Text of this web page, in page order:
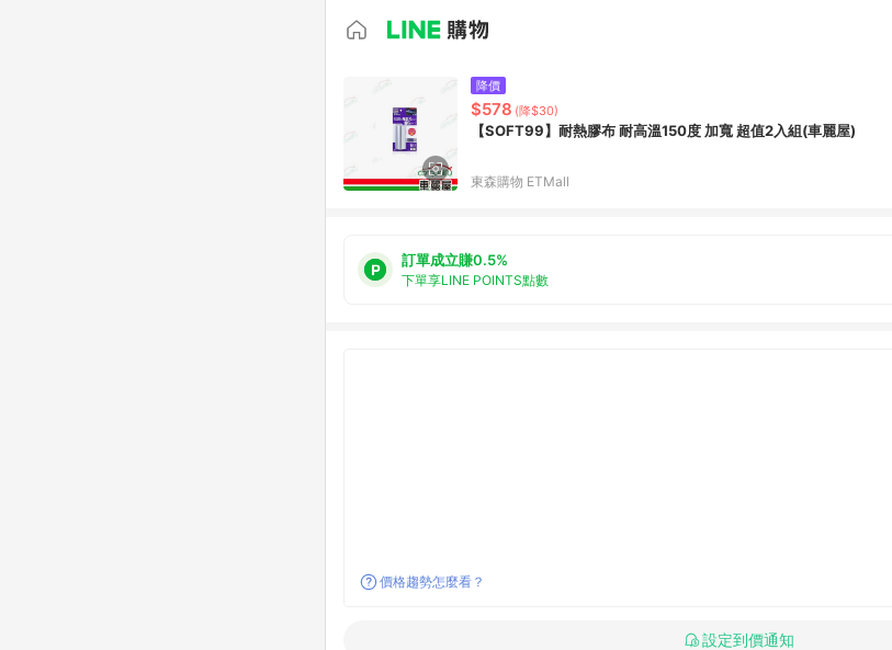
降價
$578 (降$30)
【SOFT99】耐熱膠布 耐高溫150度 加寬 超值2入組(車麗屋)
東森購物 ETMall
訂單成立賺0.5%
下單享LINE POINTS點數
價格趨勢怎麼看？
設定到價通知